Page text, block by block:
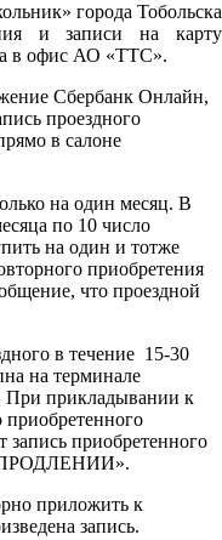
города Тобольска
и записи на карту
в офис АО «ТТС».
Сбербанк Онлайн,
проездного
в салоне
на один месяц. В
по 10 число
на один и тотже
приобретения
что проездной
в течение 15-30
на терминале
При прикладывании к
запись приобретенного
приложить к
запись.